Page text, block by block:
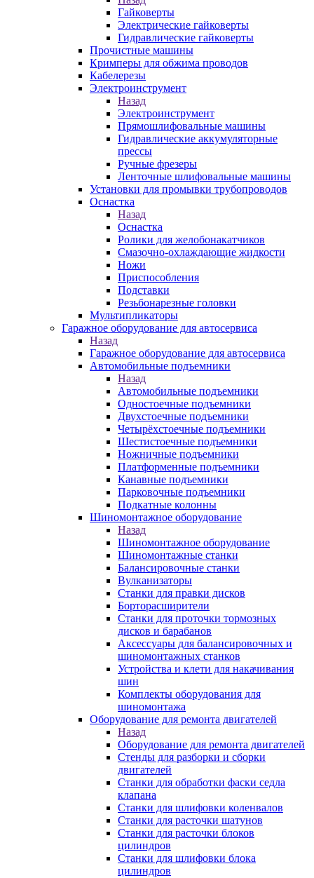
Гайковерты
Электрические гайковерты
Гидравлические гайковерты
Прочистные машины
Кримперы для обжима проводов
Кабелерезы
Электроинструмент
Назад
Электроинструмент
Прямошлифовальные машины
Гидравлические аккумуляторные
прессы
Ручные фрезеры
Ленточные шлифовальные машины
Установки для промывки трубопроводов
Оснастка
Назад
Оснастка
Ролики для желобонакатчиков
Смазочно-охлаждающие жидкости
Ножи
Приспособления
Подставки
Резьбонарезные головки
Мультипликаторы
Гаражное оборудование для автосервиса
Назад
Гаражное оборудование для автосервиса
Автомобильные подъемники
Назад
Автомобильные подъемники
Одностоечные подъемники
Двухстоечные подъемники
Четырёхстоечные подъемники
Шестистоечные подъемники
Ножничные подъемники
Платформенные подъемники
Канавные подъемники
Парковочные подъемники
Подкатные колонны
Шиномонтажное оборудование
Назад
Шиномонтажное оборудование
Шиномонтажные станки
Балансировочные станки
Вулканизаторы
Станки для правки дисков
Борторасширители
Станки для проточки тормозных
дисков и барабанов
Аксессуары для балансировочных и
шиномонтажных станков
Устройства и клети для накачивания
шин
Комплекты оборудования для
шиномонтажа
Оборудование для ремонта двигателей
Назад
Оборудование для ремонта двигателей
Стенды для разборки и сборки
двигателей
Станки для обработки фаски седла
клапана
Станки для шлифовки коленвалов
Станки для расточки шатунов
Станки для расточки блоков
цилиндров
Станки для шлифовки блока
цилиндров